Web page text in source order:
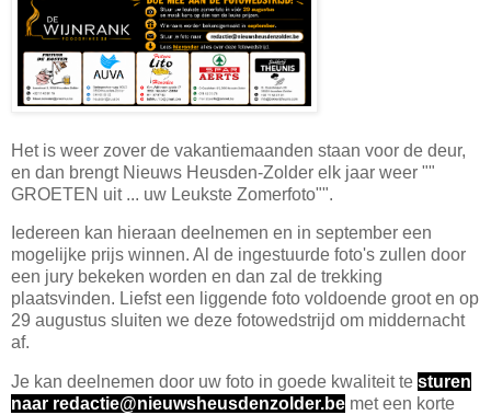
Het is weer zover de vakantiemaanden staan voor de deur,
en dan brengt Nieuws Heusden-Zolder elk jaar weer ""
GROETEN uit ... uw Leukste Zomerfoto"".
Iedereen kan hieraan deelnemen en in september een
mogelijke prijs winnen. Al de ingestuurde foto's zullen door
een jury bekeken worden en dan zal de trekking
plaatsvinden. Liefst een liggende foto voldoende groot en op
29 augustus sluiten we deze fotowedstrijd om middernacht
af.
Je kan deelnemen door uw foto in goede kwaliteit te sturen
naar redactie@nieuwsheusdenzolder.be met een korte